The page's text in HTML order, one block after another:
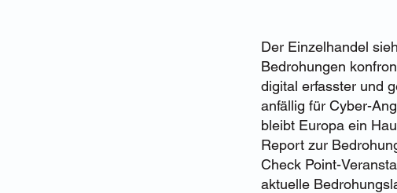
Der Einzelhandel
Bedrohungen
digital erfasster und
anfällig für Cyber-
bleibt Europa ein
Report zur
Check Point-
aktuelle